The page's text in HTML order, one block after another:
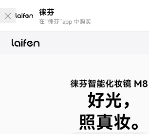
徕芬
在“徕芬”app 中购买
徕芬智能化妆镜 M8
好光，
照真妆。